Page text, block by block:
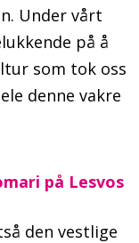
Under vårt
på å
som tok oss
denne vakre
på Lesvos
den vestlige